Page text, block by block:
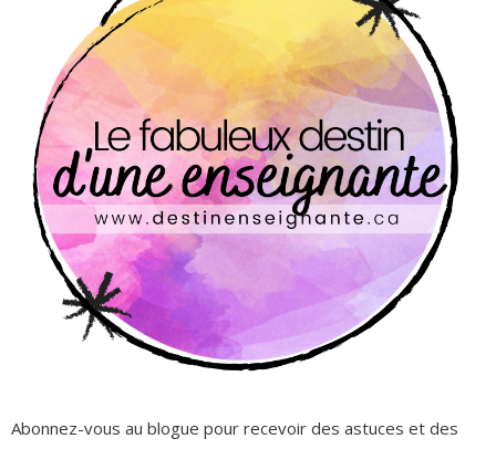
Abonnez-vous au blogue pour recevoir des astuces et des